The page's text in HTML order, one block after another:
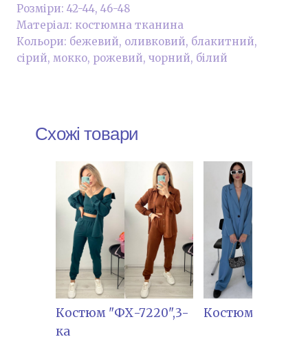
Розміри: 42-44, 46-48
Матеріал: костюмна тканина
Кольори: бежевий, оливковий, блакитний,
сірий, мокко, рожевий, чорний, білий
Схожі товари
Костюм "ФХ-7220",3-
ка
Костюм "ФХ-